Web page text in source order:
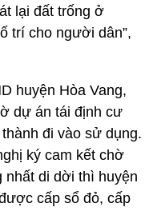
lại đất trống ở
trí cho người dân”,
huyện Hòa Vang,
dự án tái định cư
đi vào sử dụng.
ký cam kết chờ
nhất di dời thì huyện
cấp sổ đỏ, cấp